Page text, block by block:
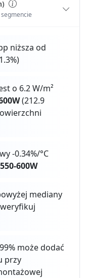
niższa od
o 6.2 W/m²
(212.9
-0.34%/°C
600W
mediany
może dodać
przy